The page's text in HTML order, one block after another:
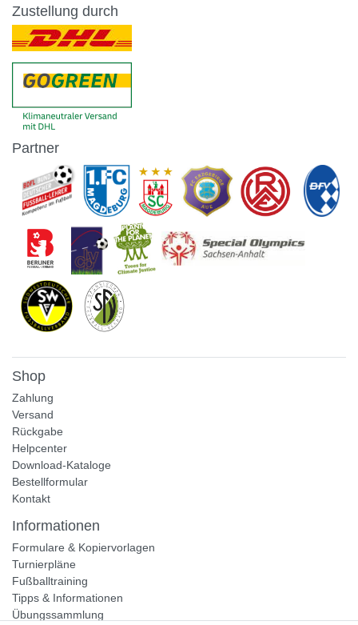
Zustellung durch
Partner
Shop
Zahlung
Versand
Rückgabe
Helpcenter
Download-Kataloge
Bestellformular
Kontakt
Informationen
Formulare & Kopiervorlagen
Turnierpläne
Fußballtraining
Tipps & Informationen
Übungssammlung